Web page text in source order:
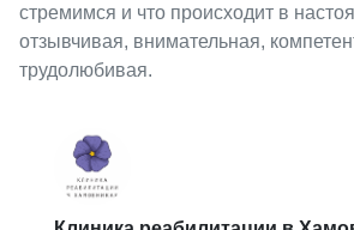
стремимся и что происходит в
отзывчивая, внимательная,
трудолюбивая.